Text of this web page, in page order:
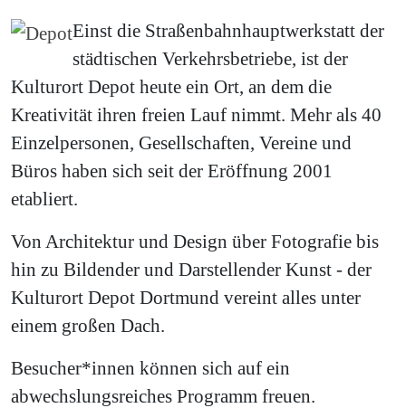
Einst die Straßenbahnhauptwerkstatt der
städtischen Verkehrsbetriebe, ist der
Kulturort Depot heute ein Ort, an dem die
Kreativität ihren freien Lauf nimmt. Mehr als 40
Einzelpersonen, Gesellschaften, Vereine und
Büros haben sich seit der Eröffnung 2001
etabliert.
Von Architektur und Design über Fotografie bis
hin zu Bildender und Darstellender Kunst - der
Kulturort Depot Dortmund vereint alles unter
einem großen Dach.
Besucher*innen können sich auf ein
abwechslungsreiches Programm freuen.